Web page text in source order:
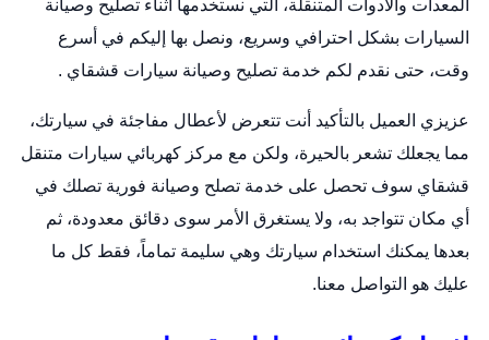
المعدات والأدوات المتنقلة، التي نستخدمها أثناء تصليح وصيانة
السيارات بشكل احترافي وسريع، ونصل بها إليكم في أسرع
وقت، حتى نقدم لكم خدمة تصليح وصيانة سيارات قشقاي .
عزيزي العميل بالتأكيد أنت تتعرض لأعطال مفاجئة في سيارتك،
مما يجعلك تشعر بالحيرة، ولكن مع مركز كهربائي سيارات متنقل
قشقاي سوف تحصل على خدمة تصلح وصيانة فورية تصلك في
أي مكان تتواجد به، ولا يستغرق الأمر سوى دقائق معدودة، ثم
بعدها يمكنك استخدام سيارتك وهي سليمة تماماً، فقط كل ما
عليك هو التواصل معنا.